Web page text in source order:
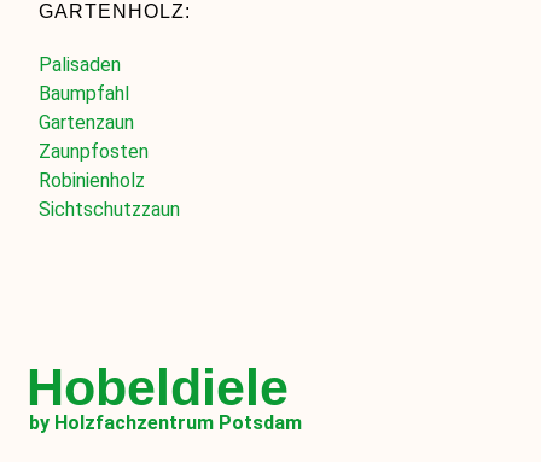
GARTENHOLZ:
Palisaden
Baumpfahl
Gartenzaun
Zaunpfosten
Robinienholz
Sichtschutzzaun
Hobeldiele
by Holzfachzentrum Potsdam